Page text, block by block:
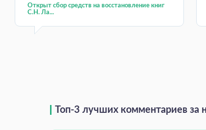
Открыт сбор средств на восстановление книг
С.Н. Ла...
Топ-3 лучших комментариев за